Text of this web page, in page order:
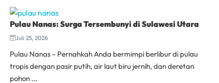
Pulau Nanas: Surga Tersembunyi di Sulawesi Utara
Juli 25, 2026
Pulau Nanas – Pernahkah Anda bermimpi berlibur di pulau
tropis dengan pasir putih, air laut biru jernih, dan deretan
pohon ...